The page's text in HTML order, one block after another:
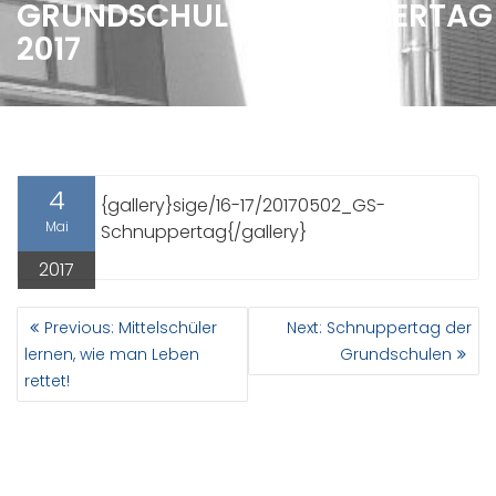
GRUNDSCHUL-SCHNUPPERTAG
2017
4
Mai
2017
{gallery}sige/16-17/20170502_GS-
Schnuppertag{/gallery}
BEITRAGSNAVIGATION
Previous: Previous
post:
Mittelschüler
lernen, wie man Leben
rettet!
Next: Next
post:
Schnuppertag der
Grundschulen